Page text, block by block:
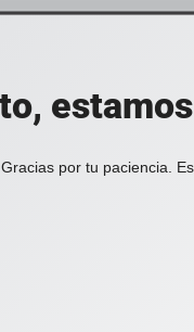
Gracias por tu paciencia.